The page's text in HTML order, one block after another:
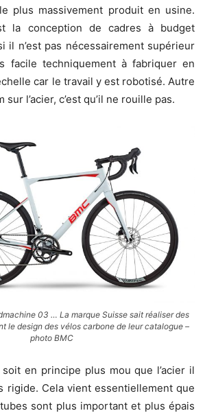
plus massivement produit en usine.
la conception de cadres à budget
il n’est pas nécessairement supérieur
facile techniquement à fabriquer en
car le travail y est robotisé. Autre
sur l’acier, c’est qu’il ne rouille pas.
03 … La marque Suisse sait réaliser des
le design des vélos carbone de leur catalogue –
photo BMC
en principe plus mou que l’acier il
rigide. Cela vient essentiellement que
sont plus important et plus épais